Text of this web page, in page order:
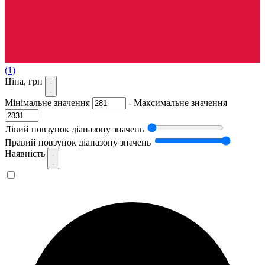
(1)
Ціна, грн
Мінімальне значення - Максимальне значення
Лівий повзунок діапазону значень
Правий повзунок діапазону значень
Наявність